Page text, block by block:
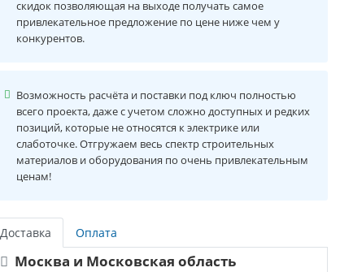
скидок позволяющая на выходе получать самое
привлекательное предложение по цене ниже чем у
конкурентов.
Возможность расчёта и поставки под ключ полностью
всего проекта, даже с учетом сложно доступных и редких
позиций, которые не относятся к электрике или
слаботочке. Отгружаем весь спектр строительных
материалов и оборудования по очень привлекательным
ценам!
Доставка Оплата
Москва и Московская область